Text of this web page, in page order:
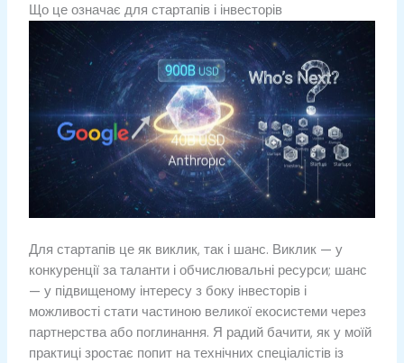
Що це означає для стартапів і інвесторів
Для стартапів це як виклик, так і шанс. Виклик — у
конкуренції за таланти і обчислювальні ресурси; шанс
— у підвищеному інтересу з боку інвесторів і
можливості стати частиною великої екосистеми через
партнерства або поглинання. Я радий бачити, як у моїй
практиці зростає попит на технічних спеціалістів із